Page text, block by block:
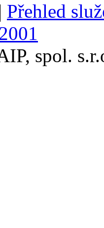
| Přehled
spol.